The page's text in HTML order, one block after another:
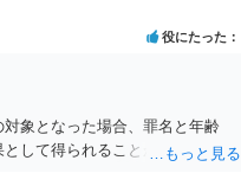
役にたった
象となった場合、罪名と年齢
して得られることが通常です。